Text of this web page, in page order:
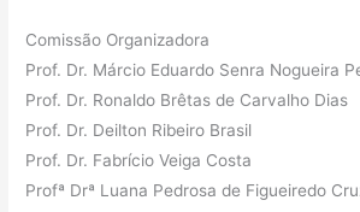
Comissão Organizadora
Prof. Dr. Márcio Eduardo Senra Nogueira
Prof. Dr. Ronaldo Brêtas de Carvalho Dias
Prof. Dr. Deilton Ribeiro Brasil
Prof. Dr. Fabrício Veiga Costa
Profª Drª Luana Pedrosa de Figueiredo